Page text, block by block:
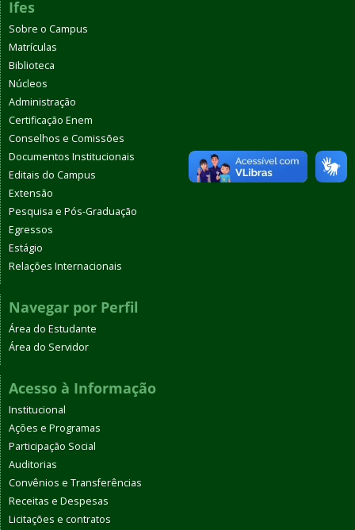
Ifes
Sobre o Campus
Matrículas
Biblioteca
Núcleos
Administração
Certificação Enem
Conselhos e Comissões
Documentos Institucionais
Editais do Campus
Extensão
Pesquisa e Pós-Graduação
Egressos
Estágio
Relações Internacionais
Navegar por Perfil
Área do Estudante
Área do Servidor
Acesso à Informação
Institucional
Ações e Programas
Participação Social
Auditorias
Convênios e Transferências
Receitas e Despesas
Licitações e contratos